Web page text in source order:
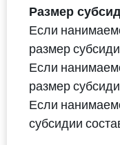
Размер
Если
размер
Если
размер
Если
субсидии